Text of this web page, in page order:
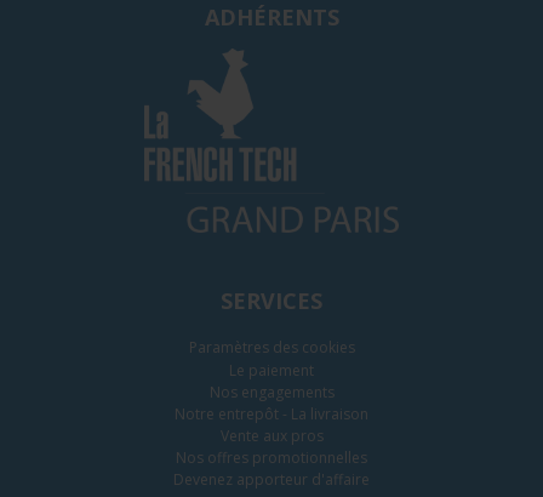
ADHÉRENTS
SERVICES
Paramètres des cookies
Le paiement
Nos engagements
Notre entrepôt - La livraison
Vente aux pros
Nos offres promotionnelles
Devenez apporteur d'affaire